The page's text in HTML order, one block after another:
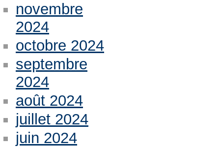
novembre
2024
octobre 2024
septembre
2024
août 2024
juillet 2024
juin 2024